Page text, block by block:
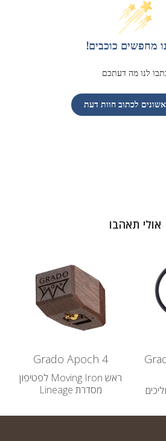
מחפשים כוכבים!
לנו מה דעתכם
לכתוב חוות דעת
אולי תאהבו
Grado Apoch 4
ראש Moving Iron לפטיפון
מסדרת Lineage